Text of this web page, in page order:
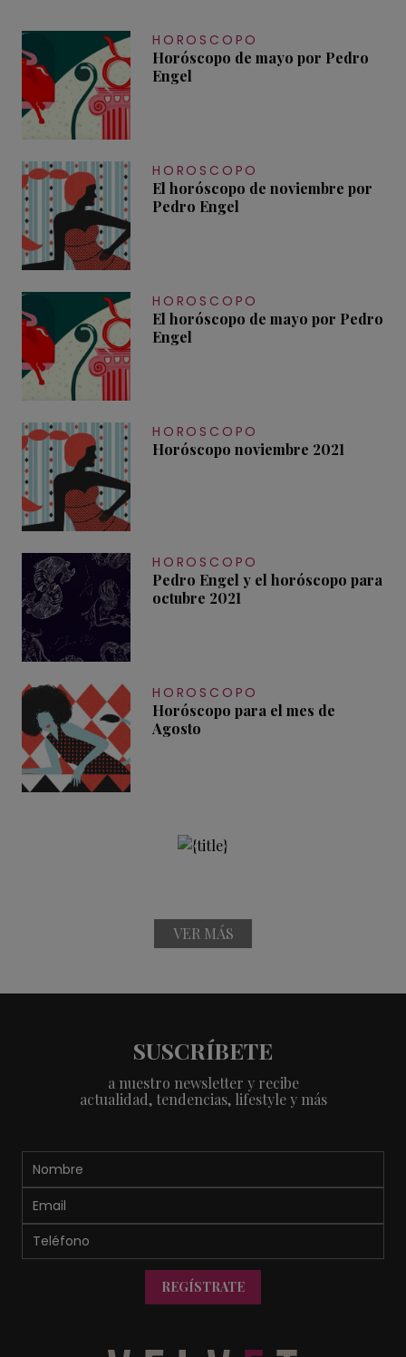
HOROSCOPO
Horóscopo de mayo por Pedro
Engel
HOROSCOPO
El horóscopo de noviembre por
Pedro Engel
HOROSCOPO
El horóscopo de mayo por Pedro
Engel
HOROSCOPO
Horóscopo noviembre 2021
HOROSCOPO
Pedro Engel y el horóscopo para
octubre 2021
HOROSCOPO
Horóscopo para el mes de
Agosto
VER MÁS
SUSCRÍBETE
a nuestro newsletter y recibe
actualidad, tendencias, lifestyle y más
REGÍSTRATE